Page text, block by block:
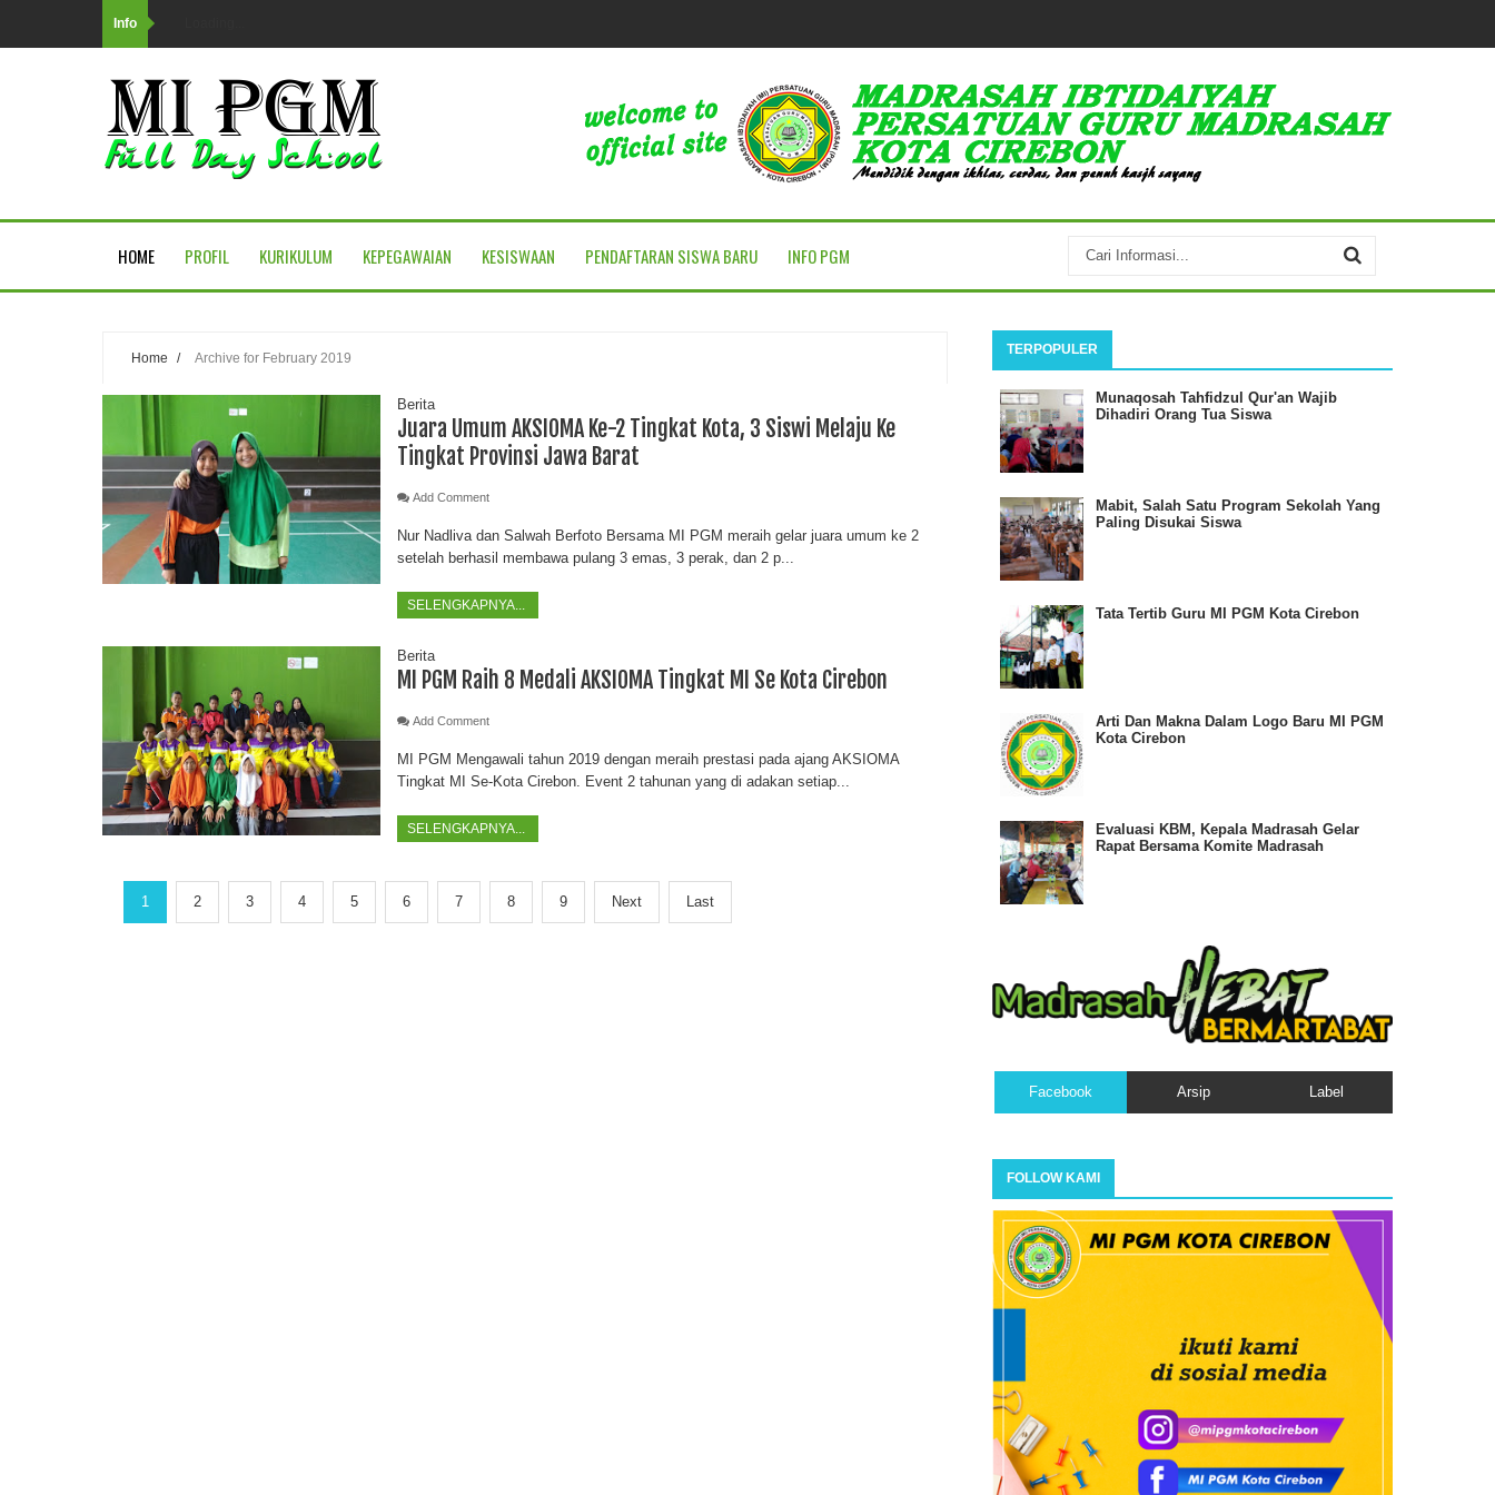
Info
HOME PROFIL KURIKULUM KEPEGAWAIAN KESISWAAN PENDAFTARAN SISWA BARU INFO PGM
Home / Archive for February 2019
Berita
Juara Umum AKSIOMA Ke-2 Tingkat Kota, 3 Siswi Melaju Ke
Tingkat Provinsi Jawa Barat
Add Comment
Nur Nadliva dan Salwah Berfoto Bersama MI PGM meraih gelar juara umum ke 2
setelah berhasil membawa pulang 3 emas, 3 perak, dan 2 p...
SELENGKAPNYA...
Berita
MI PGM Raih 8 Medali AKSIOMA Tingkat MI Se Kota Cirebon
Add Comment
MI PGM Mengawali tahun 2019 dengan meraih prestasi pada ajang AKSIOMA
Tingkat MI Se-Kota Cirebon. Event 2 tahunan yang di adakan setiap...
SELENGKAPNYA...
1 2 3 4 5 6 7 8 9 Next Last
TERPOPULER
Munaqosah Tahfidzul Qur'an Wajib
Dihadiri Orang Tua Siswa
Mabit, Salah Satu Program Sekolah Yang
Paling Disukai Siswa
Tata Tertib Guru MI PGM Kota Cirebon
Arti Dan Makna Dalam Logo Baru MI PGM
Kota Cirebon
Evaluasi KBM, Kepala Madrasah Gelar
Rapat Bersama Komite Madrasah
Facebook Arsip Label
FOLLOW KAMI